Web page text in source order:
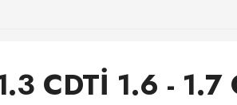
CDTİ 1.6 - 1.7